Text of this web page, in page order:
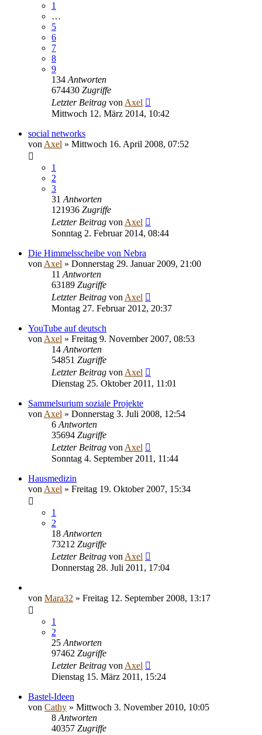
1
…
5
6
7
8
9
134 Antworten
674430 Zugriffe
Letzter Beitrag von Axel
Mittwoch 12. März 2014, 10:42
social networks
von Axel » Mittwoch 16. April 2008, 07:52
1
2
3
31 Antworten
121936 Zugriffe
Letzter Beitrag von Axel
Sonntag 2. Februar 2014, 08:44
Die Himmelsscheibe von Nebra
von Axel » Donnerstag 29. Januar 2009, 21:00
11 Antworten
63189 Zugriffe
Letzter Beitrag von Axel
Montag 27. Februar 2012, 20:37
YouTube auf deutsch
von Axel » Freitag 9. November 2007, 08:53
14 Antworten
54851 Zugriffe
Letzter Beitrag von Axel
Dienstag 25. Oktober 2011, 11:01
Sammelsurium soziale Projekte
von Axel » Donnerstag 3. Juli 2008, 12:54
6 Antworten
35694 Zugriffe
Letzter Beitrag von Axel
Sonntag 4. September 2011, 11:44
Hausmedizin
von Axel » Freitag 19. Oktober 2007, 15:34
1
2
18 Antworten
73212 Zugriffe
Letzter Beitrag von Axel
Donnerstag 28. Juli 2011, 17:04
von Mara32 » Freitag 12. September 2008, 13:17
1
2
25 Antworten
97462 Zugriffe
Letzter Beitrag von Axel
Dienstag 15. März 2011, 15:24
Bastel-Ideen
von Cathy » Mittwoch 3. November 2010, 10:05
8 Antworten
40357 Zugriffe